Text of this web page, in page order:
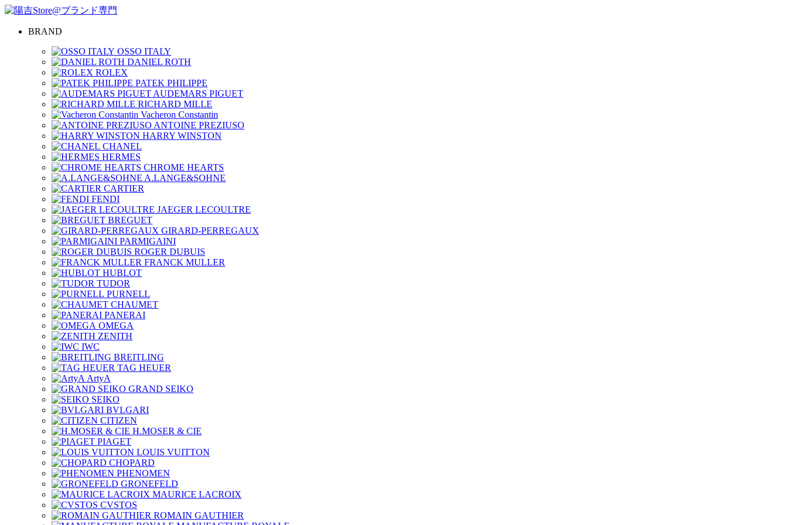
BRAND
OSSO ITALY
DANIEL ROTH
ROLEX
PATEK PHILIPPE
AUDEMARS PIGUET
RICHARD MILLE
Vacheron Constantin
ANTOINE PREZIUSO
HARRY WINSTON
CHANEL
HERMES
CHROME HEARTS
A.LANGE&SOHNE
CARTIER
FENDI
JAEGER LECOULTRE
BREGUET
GIRARD-PERREGAUX
PARMIGAINI
ROGER DUBUIS
FRANCK MULLER
HUBLOT
TUDOR
PURNELL
CHAUMET
PANERAI
OMEGA
ZENITH
IWC
BREITLING
TAG HEUER
ArtyA
GRAND SEIKO
SEIKO
BVLGARI
CITIZEN
H.MOSER & CIE
PIAGET
LOUIS VUITTON
CHOPARD
PHENOMEN
GRONEFELD
MAURICE LACROIX
CVSTOS
ROMAIN GAUTHIER